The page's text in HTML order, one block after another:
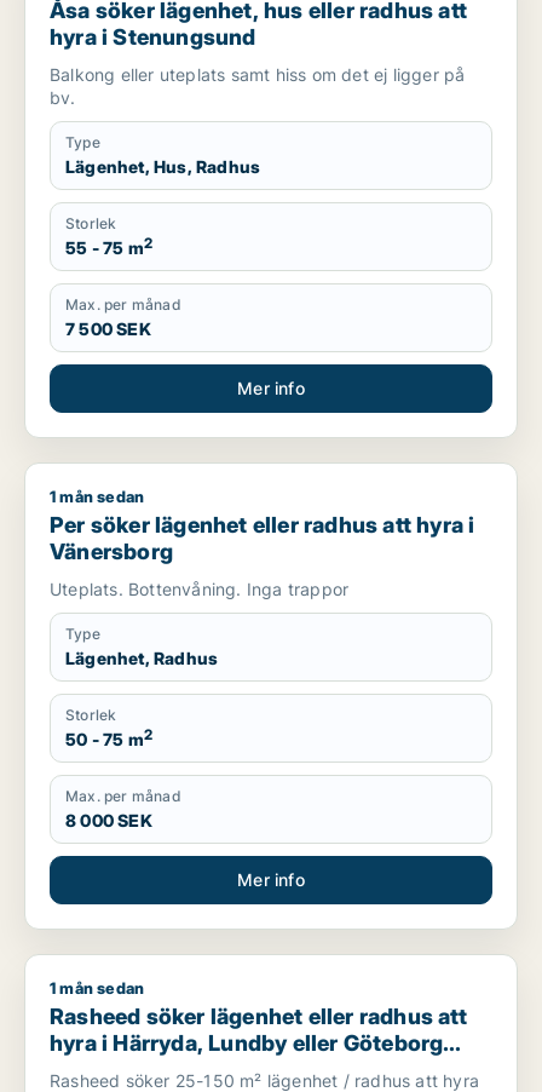
Åsa söker lägenhet, hus eller radhus att
hyra i Stenungsund
Balkong eller uteplats samt hiss om det ej ligger på
bv.
Type
Lägenhet, Hus, Radhus
Storlek
55 - 75 m2
Max. per månad
7 500 SEK
Mer info
Per söker lägenhet eller radhus att hyra i Vänersborg
1 mån sedan
Per söker lägenhet eller radhus att hyra i
Vänersborg
Uteplats. Bottenvåning. Inga trappor
Type
Lägenhet, Radhus
Storlek
50 - 75 m2
Max. per månad
8 000 SEK
Mer info
Rasheed söker lägenhet eller radhus att hyra i Härryda,
1 mån sedan
Rasheed söker lägenhet eller radhus att
hyra i Härryda, Lundby eller Göteborg
m.fl.
Rasheed söker 25-150 m² lägenhet / radhus att hyra